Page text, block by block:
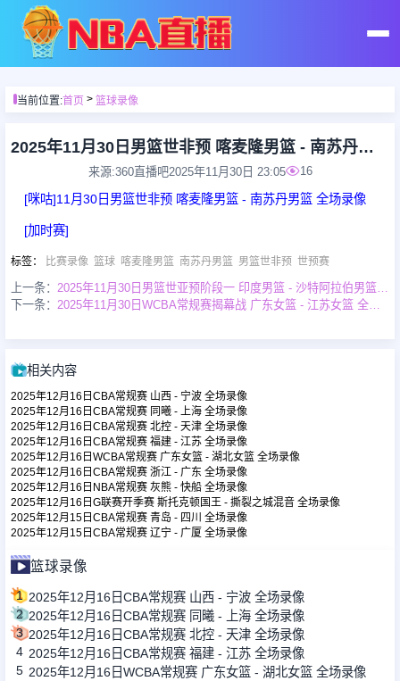
首页
足球直播
篮球直播
篮球录像
篮球集锦
足球新闻
篮球新闻
当前位置:首页> 篮球录像
2025年11月30日男篮世非预 喀麦隆男篮 - 南苏丹男篮 全场录像
来源:360直播吧2025年11月30日 23:05 16
[咪咕]11月30日男篮世非预 喀麦隆男篮 - 南苏丹男篮 全场录像
[加时赛]
标签： 比赛录像 篮球 喀麦隆男篮 南苏丹男篮 男篮世非预 世预赛
上一条：
2025年11月30日男篮世亚预阶段一 印度男篮 - 沙特阿拉伯男篮 全场录像
下一条：
2025年11月30日WCBA常规赛揭幕战 广东女篮 - 江苏女篮 全场录像
相关内容
2025年12月16日CBA常规赛 山西 - 宁波 全场录像
2025年12月16日CBA常规赛 同曦 - 上海 全场录像
2025年12月16日CBA常规赛 北控 - 天津 全场录像
2025年12月16日CBA常规赛 福建 - 江苏 全场录像
2025年12月16日WCBA常规赛 广东女篮 - 湖北女篮 全场录像
2025年12月16日CBA常规赛 浙江 - 广东 全场录像
2025年12月16日NBA常规赛 灰熊 - 快船 全场录像
2025年12月16日G联赛开季赛 斯托克顿国王 - 撕裂之城混音 全场录像
2025年12月15日CBA常规赛 青岛 - 四川 全场录像
2025年12月15日CBA常规赛 辽宁 - 广厦 全场录像
篮球录像
1 2025年12月16日CBA常规赛 山西 - 宁波 全场录像
2 2025年12月16日CBA常规赛 同曦 - 上海 全场录像
3 2025年12月16日CBA常规赛 北控 - 天津 全场录像
4 2025年12月16日CBA常规赛 福建 - 江苏 全场录像
5 2025年12月16日WCBA常规赛 广东女篮 - 湖北女篮 全场录像